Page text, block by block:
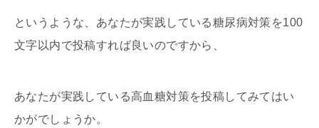
というような、あなたが実践している糖尿病対策を100
文字以内で投稿すれば良いのですから、
あなたが実践している高血糖対策を投稿してみてはい
かがでしょうか。